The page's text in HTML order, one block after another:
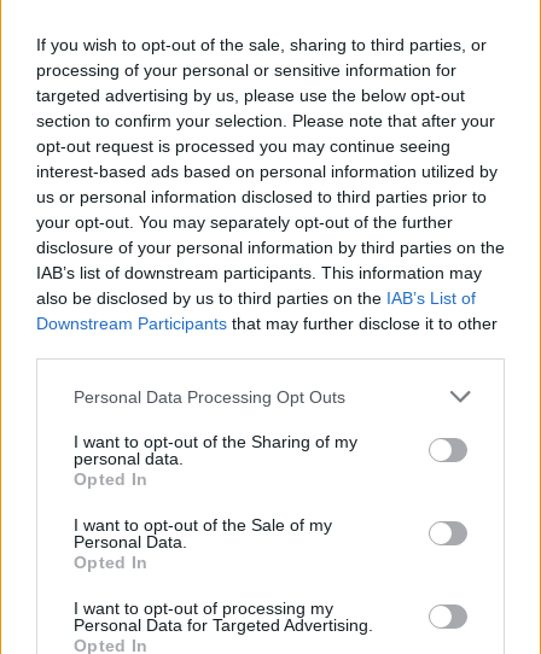
If you wish to opt-out of the sale, sharing to third parties, or
processing of your personal or sensitive information for
targeted advertising by us, please use the below opt-out
section to confirm your selection. Please note that after your
opt-out request is processed you may continue seeing
interest-based ads based on personal information utilized by
us or personal information disclosed to third parties prior to
your opt-out. You may separately opt-out of the further
disclosure of your personal information by third parties on the
IAB’s list of downstream participants. This information may
also be disclosed by us to third parties on the IAB’s List of
Downstream Participants that may further disclose it to other
Please note that this website/app uses one or more Google
not limited to your visit or usage behaviour. You may click to
grant or deny consent to Google and its third-party tags to
use your data for below specified purposes in below Google
consent section.
Personal Data Processing Opt Outs
I want to opt-out of the Sharing of my
personal data.
Opted In
I want to opt-out of the Sale of my
Personal Data.
Opted In
I want to opt-out of processing my
Personal Data for Targeted Advertising.
Opted In
Ārsti nosauc četrus augļus
ar kuru ēšanu pēc 45 gadu
vecuma nevajadzētu
pārlieku aizrauties
lietā jauns pavērsiens:
apcietinātā policista
aizstāvis vērsies tiesā
piedāvā vēl nedzirdētu
risinājumu “airBaltic”
mums nav vienkārši
uzņēmums”